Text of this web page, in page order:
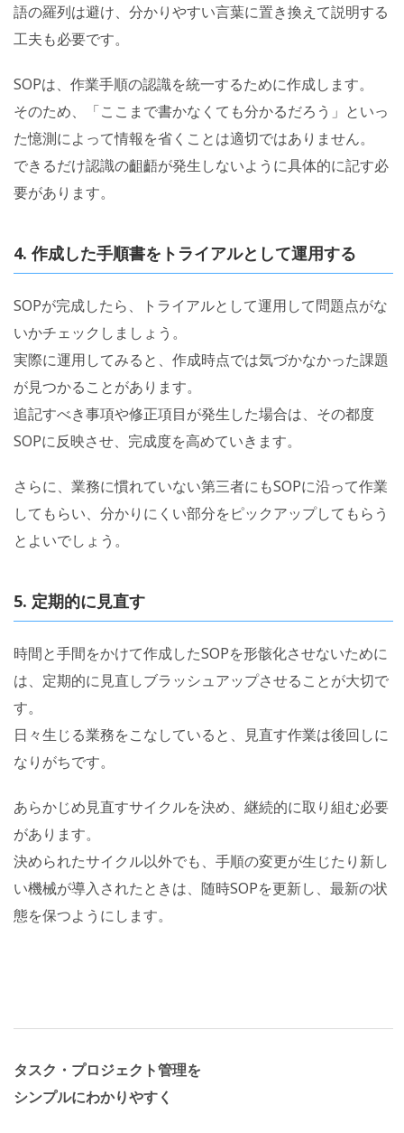
語の羅列は避け、分かりやすい言葉に置き換えて説明する
工夫も必要です。
SOPは、作業手順の認識を統一するために作成します。
そのため、「ここまで書かなくても分かるだろう」といっ
た憶測によって情報を省くことは適切ではありません。
できるだけ認識の齟齬が発生しないように具体的に記す必
要があります。
4. 作成した手順書をトライアルとして運用する
SOPが完成したら、トライアルとして運用して問題点がな
いかチェックしましょう。
実際に運用してみると、作成時点では気づかなかった課題
が見つかることがあります。
追記すべき事項や修正項目が発生した場合は、その都度
SOPに反映させ、完成度を高めていきます。
さらに、業務に慣れていない第三者にもSOPに沿って作業
してもらい、分かりにくい部分をピックアップしてもらう
とよいでしょう。
5. 定期的に見直す
時間と手間をかけて作成したSOPを形骸化させないために
は、定期的に見直しブラッシュアップさせることが大切で
す。
日々生じる業務をこなしていると、見直す作業は後回しに
なりがちです。
あらかじめ見直すサイクルを決め、継続的に取り組む必要
があります。
決められたサイクル以外でも、手順の変更が生じたり新し
い機械が導入されたときは、随時SOPを更新し、最新の状
態を保つようにします。
タスク・プロジェクト管理を
シンプルにわかりやすく